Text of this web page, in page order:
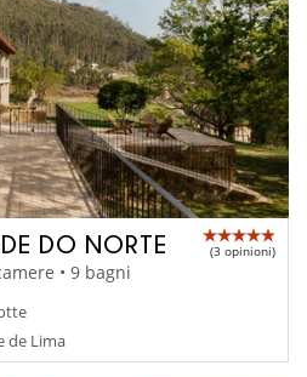
DO NORTE (3 opinioni)
• 9 bagni
de Lima